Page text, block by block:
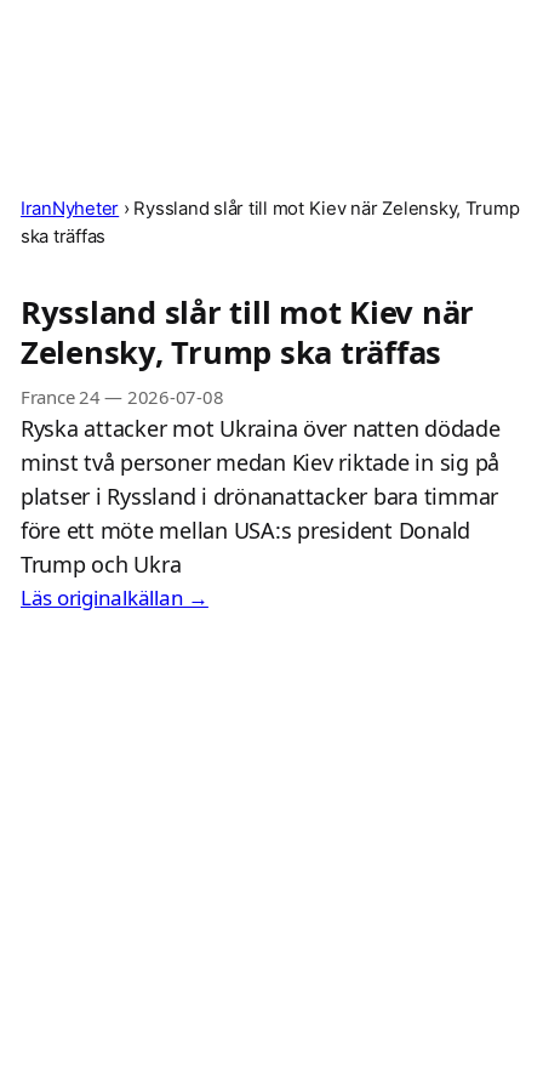
IranNyheter › Ryssland slår till mot Kiev när Zelensky, Trump
ska träffas
Ryssland slår till mot Kiev när
Zelensky, Trump ska träffas
France 24— 2026-07-08
Ryska attacker mot Ukraina över natten dödade
minst två personer medan Kiev riktade in sig på
platser i Ryssland i drönanattacker bara timmar
före ett möte mellan USA:s president Donald
Trump och Ukra
Läs originalkällan →